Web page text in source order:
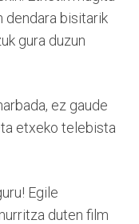
dendara bisitarik
gura duzun
ez gaude
etxeko telebista
Egile
duten film